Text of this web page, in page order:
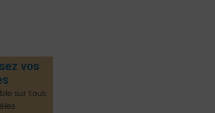
vos
sur tous